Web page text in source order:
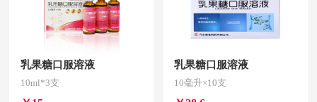
乳果糖口服溶液
10ml*3支
乳果糖口服溶液
10毫升×10支